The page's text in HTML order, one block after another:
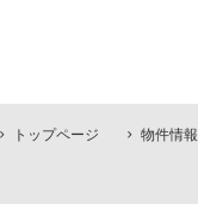
トップページ 物件情報